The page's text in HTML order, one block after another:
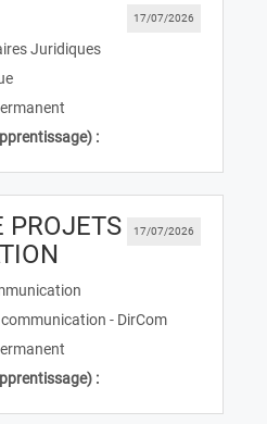
17/07/2026
(Nouvelle fenêtre)
Juridiques
:
17/07/2026
PROJETS
- DirCom
: